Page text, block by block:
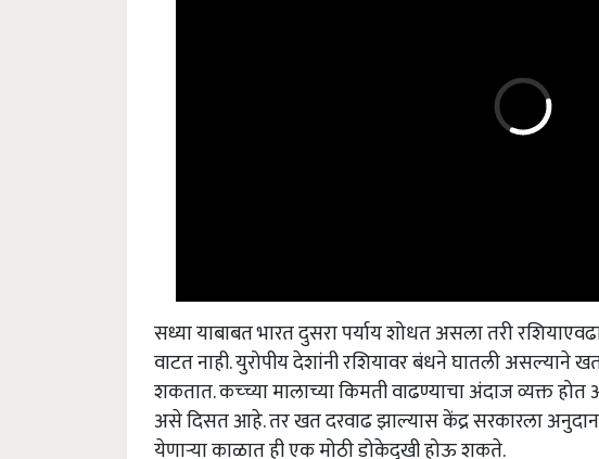
सध्या याबाबत भारत दुसरा पर्याय शोधत असला तरी
वाटत नाही. युरोपीय देशांनी रशियावर बंधने घातली
शकतात. कच्च्या मालाच्या किमती वाढण्याचा अंदाज व्यक्त
असे दिसत आहे. तर खत दरवाढ झाल्यास केंद्र सरकारला
येणाऱ्या काळात ही एक मोठी डोकेदुखी होऊ शकते.